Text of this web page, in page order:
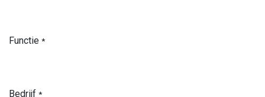
Functie *
Bedrijf *